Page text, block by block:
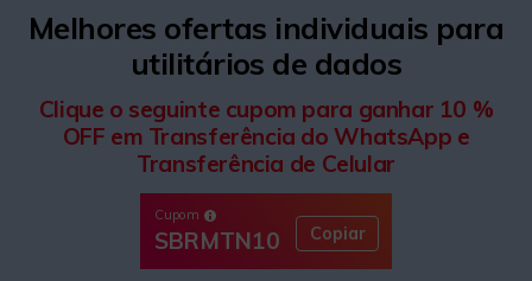
Melhores ofertas individuais para
utilitários de dados
Clique o seguinte cupom para ganhar 10 %
OFF em Transferência do WhatsApp e
Transferência de Celular
Cupom
SBRMTN10 Copiar